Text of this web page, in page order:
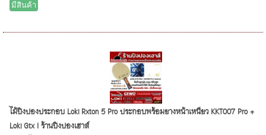
มีสินค้า
ไม้ปิงปองประกอบ Loki Rxton 5 Pro ประกอบพร้อมยางหน้าเหนียว KKT007 Pro +
Loki Gtx I ร้านปิงปองเฮาส์